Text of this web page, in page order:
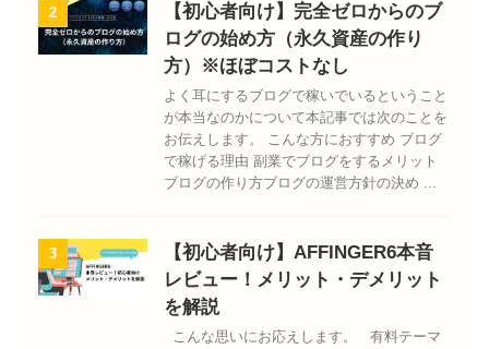
2
【初心者向け】完全ゼロからのブ
ログの始め方（永久資産の作り
方）※ほぼコストなし
よく耳にするブログで稼いでいるということ
が本当なのかについて本記事では次のことを
お伝えします。 こんな方におすすめ ブログ
で稼げる理由 副業でブログをするメリット
ブログの作り方ブログの運営方針の決め ...
3
【初心者向け】AFFINGER6本音
レビュー！メリット・デメリット
を解説
こんな思いにお応えします。 有料テーマ